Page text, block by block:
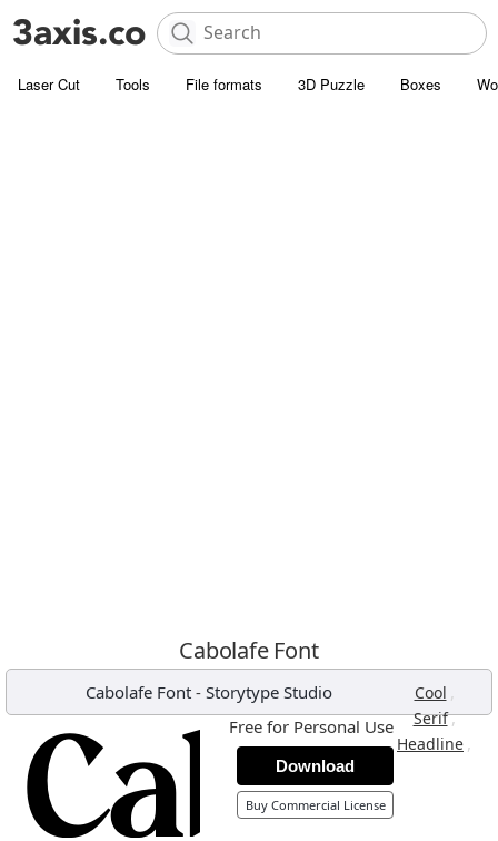
Laser Cut Tools File formats 3D Puzzle Boxes
Cabolafe Font
Cabolafe Font- Storytype Studio Cool ,
Serif,
Headline ,
Free for Personal Use
Download
Buy Commercial License